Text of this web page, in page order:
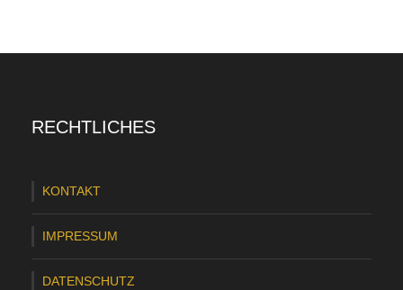
RECHTLICHES
KONTAKT
IMPRESSUM
DATENSCHUTZ